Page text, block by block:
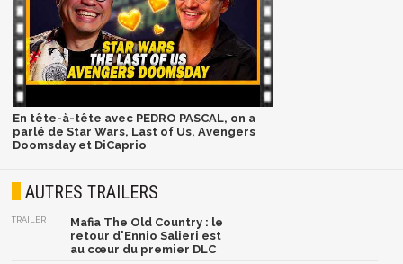
En tête-à-tête avec PEDRO PASCAL, on a
parlé de Star Wars, Last of Us, Avengers
Doomsday et DiCaprio
AUTRES TRAILERS
TRAILER
Mafia The Old Country : le
retour d'Ennio Salieri est
au cœur du premier DLC